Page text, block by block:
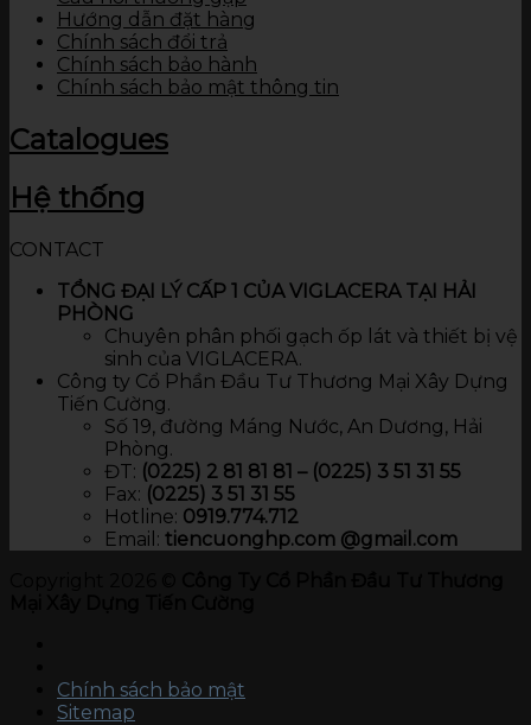
Hướng dẫn đặt hàng
Chính sách đổi trả
Chính sách bảo hành
Chính sách bảo mật thông tin
Catalogues
Hệ thống
CONTACT
TỔNG ĐẠI LÝ CẤP 1 CỦA VIGLACERA TẠI HẢI
PHÒNG
Chuyên phân phối gạch ốp lát và thiết bị vệ
sinh của VIGLACERA.
Công ty Cổ Phần Đầu Tư Thương Mại Xây Dựng
Tiến Cường.
Số 19, đường Máng Nước, An Dương, Hải
Phòng.
ĐT: (0225) 2 81 81 81 – (0225) 3 51 31 55
Fax: (0225) 3 51 31 55
Hotline: 0919.774.712​
Email: tiencuonghp.com @gmail.com
Chính sách bảo mật
Sitemap